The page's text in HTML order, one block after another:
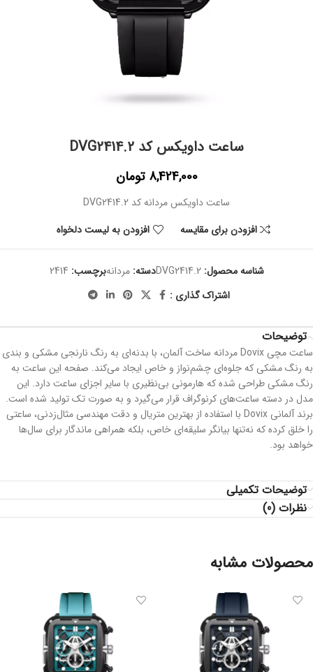
ساعت داویکس کد DVG2414.2
8,424,000 تومان
ساعت داویکس مردانه کد DVG2414.2
افزودن برای مقایسه
افزودن به لیست دلخواه
شناسه محصول:DVG2414.2دسته: مردانهبرچسب: 2414
اشتراک گذاری :
توضیحات
ساعت مچی Dovix مردانه ساخت آلمان، با بدنه‌ای به رنگ نارنجی مشکی و بندی
به رنگ مشکی که جلوه‌ای چشم‌نواز و خاص ایجاد می‌کند. صفحه این ساعت به
رنگ مشکی طراحی شده که هارمونی بی‌نظیری با سایر اجزای ساعت دارد. این
مدل در دسته ساعت‌های کرنوگراف قرار می‌گیرد و به صورت تک تولید شده است.
برند آلمانی Dovix با استفاده از بهترین متریال و دقت مهندسی مثال‌زدنی، ساعتی
را خلق کرده که نه‌تنها بیانگر سلیقه‌ای خاص، بلکه همراهی ماندگار برای سال‌ها
خواهد بود.
توضیحات تکمیلی
نظرات (0)
محصولات مشابه